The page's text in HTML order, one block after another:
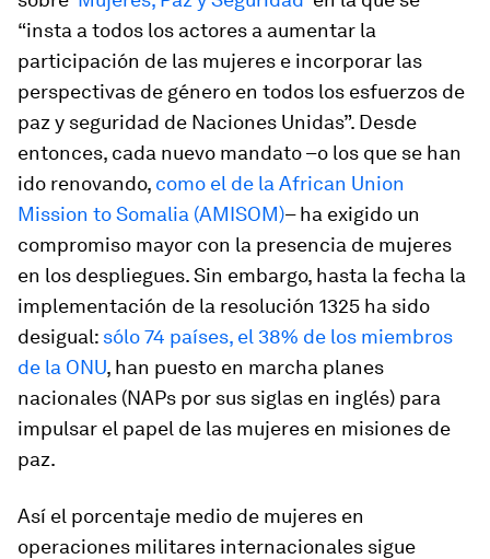
“insta a todos los actores a aumentar la
participación de las mujeres e incorporar las
perspectivas de género en todos los esfuerzos de
paz y seguridad de Naciones Unidas”. Desde
entonces, cada nuevo mandato –o los que se han
ido renovando, como el de la African Union
Mission to Somalia (AMISOM)– ha exigido un
compromiso mayor con la presencia de mujeres
en los despliegues. Sin embargo, hasta la fecha la
implementación de la resolución 1325 ha sido
desigual: sólo 74 países, el 38% de los miembros
de la ONU, han puesto en marcha planes
nacionales (NAPs por sus siglas en inglés) para
impulsar el papel de las mujeres en misiones de
paz.
Así el porcentaje medio de mujeres en
operaciones militares internacionales sigue